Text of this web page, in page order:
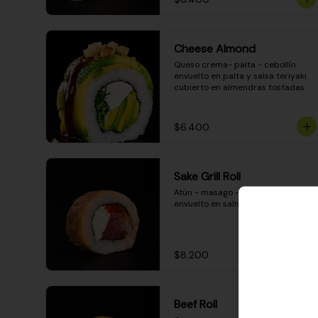
Cheese Almond
Queso crema- palta - cebollín
envuelto en palta y salsa teriyaki
cubierto en almendras tostadas
$6.400
Sake Grill Roll
Atún - masago - queso crema -
envuelto en salmón gratinado
$8.200
Beef Roll